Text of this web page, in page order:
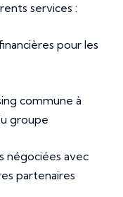
services :
pour les
commune à
groupe
négociées avec
partenaires